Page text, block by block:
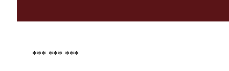
*** *** ***